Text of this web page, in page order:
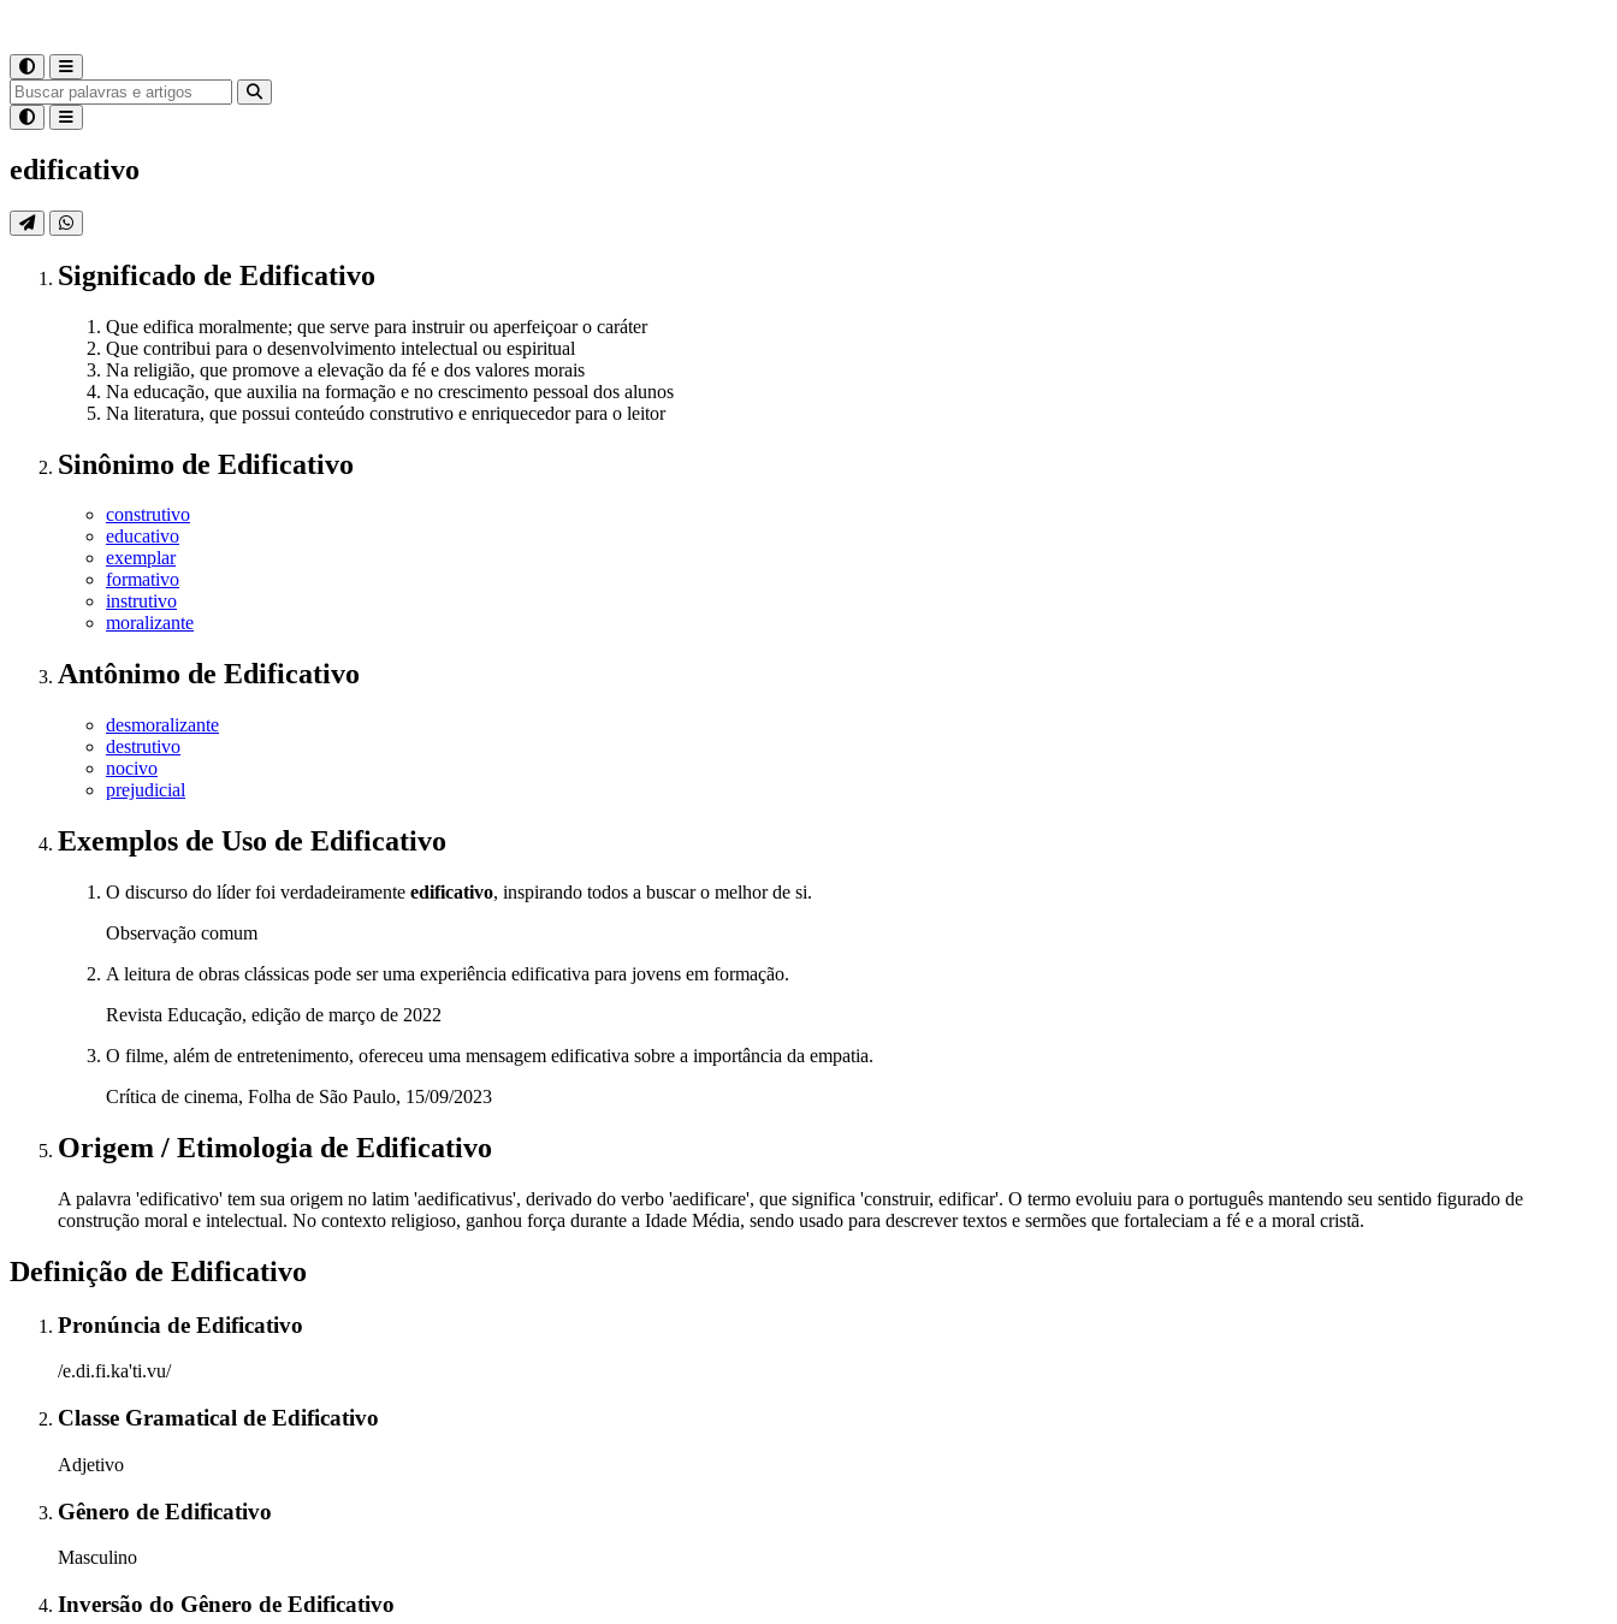
edificativo
Significado de Edificativo
Que edifica moralmente; que serve para instruir ou aperfeiçoar o caráter
Que contribui para o desenvolvimento intelectual ou espiritual
Na religião, que promove a elevação da fé e dos valores morais
Na educação, que auxilia na formação e no crescimento pessoal dos alunos
Na literatura, que possui conteúdo construtivo e enriquecedor para o leitor
Sinônimo de Edificativo
construtivo
educativo
exemplar
formativo
instrutivo
moralizante
Antônimo de Edificativo
desmoralizante
destrutivo
nocivo
prejudicial
Exemplos de Uso de Edificativo
O discurso do líder foi verdadeiramente edificativo, inspirando todos a buscar o melhor de si.
Observação comum
A leitura de obras clássicas pode ser uma experiência edificativa para jovens em formação.
Revista Educação, edição de março de 2022
O filme, além de entretenimento, ofereceu uma mensagem edificativa sobre a importância da empatia.
Crítica de cinema, Folha de São Paulo, 15/09/2023
Origem / Etimologia de Edificativo
A palavra 'edificativo' tem sua origem no latim 'aedificativus', derivado do verbo 'aedificare', que significa 'construir, edificar'. O termo evoluiu para o português mantendo seu sentido figurado de
construção moral e intelectual. No contexto religioso, ganhou força durante a Idade Média, sendo usado para descrever textos e sermões que fortaleciam a fé e a moral cristã.
Definição de Edificativo
Pronúncia de Edificativo
/e.di.fi.ka'ti.vu/
Classe Gramatical de Edificativo
Adjetivo
Gênero de Edificativo
Masculino
Inversão do Gênero de Edificativo